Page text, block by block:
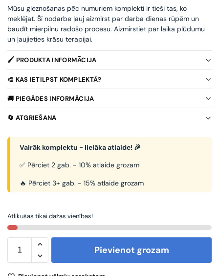
Mūsu gleznošanas pēc numuriem komplekti ir tieši tas, ko
meklējat. Šī nodarbe ļauj aizmirst par darba dienas rūpēm un
baudīt mierpilnu radošo procesu. Aizmirstiet par laika plūdumu
un ļaujieties krāsu terapijai.
🖌️ PRODUKTA INFORMĀCIJA
🎨 KAS IETILPST KOMPLEKTĀ?
🚚 PIEGĀDES INFORMĀCIJA
🔄 ATGRIEŠANA
Vairāk komplektu - lielāka atlaide! 🎉
✅ Pērciet 2 gab. - 10% atlaide grozam
🔥 Pērciet 3+ gab. - 15% atlaide grozam
Atlikušas tikai dažas vienības!
Pievienot grozam